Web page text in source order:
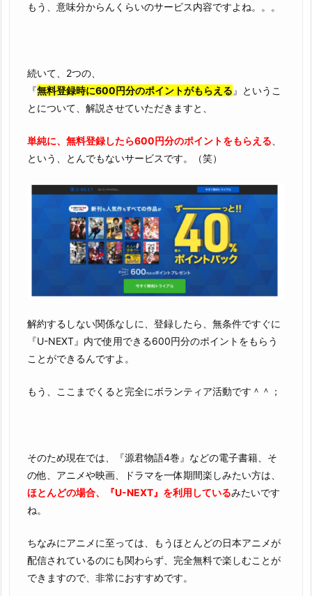
もう、意味分からんくらいのサービス内容ですよね。。。
続いて、2つの、
『無料登録時に600円分のポイントがもらえる 』というこ
とについて、解説させていただきますと、
単純に、無料登録したら600円分のポイントをもらえる、
という、とんでもないサービスです。（笑）
解約するしない関係なしに、登録したら、無条件ですぐに
『U-NEXT』内で使用できる600円分のポイントをもらう
ことができるんですよ。
もう、ここまでくると完全にボランティア活動です＾＾；
そのため現在では、『源君物語4巻』などの電子書籍、そ
の他、アニメや映画、ドラマを一体期間楽しみたい方は、
ほとんどの場合、『U-NEXT』を利用しているみたいです
ね。
ちなみにアニメに至っては、もうほとんどの日本アニメが
配信されているのにも関わらず、完全無料で楽しむことが
できますので、非常におすすめです。